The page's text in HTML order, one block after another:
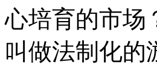
心培育的市场
叫做法制化的